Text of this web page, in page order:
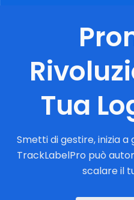
Tua
Smetti di gestire, inizia
TrackLabelPro può
scalare il